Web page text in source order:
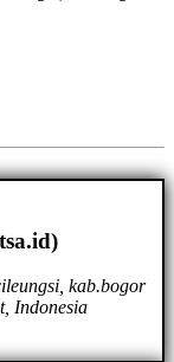
kab.bogor
Indonesia